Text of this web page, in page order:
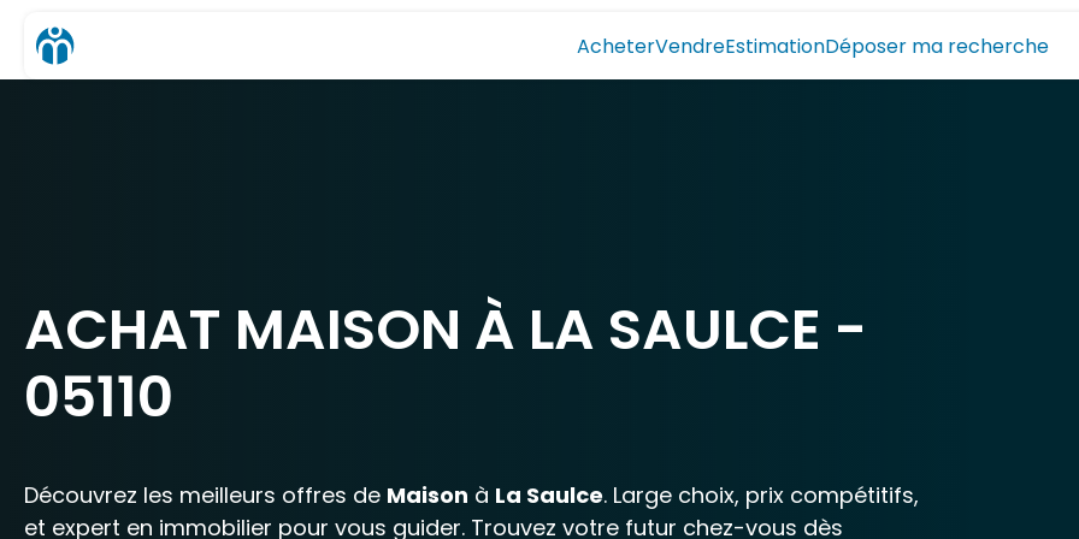
AcheterVendreEstimationDéposer ma recherche
ACHAT MAISON À LA SAULCE -
05110
Découvrez les meilleurs offres de Maison à La Saulce. Large choix, prix compétitifs,
et expert en immobilier pour vous guider. Trouvez votre futur chez-vous dès